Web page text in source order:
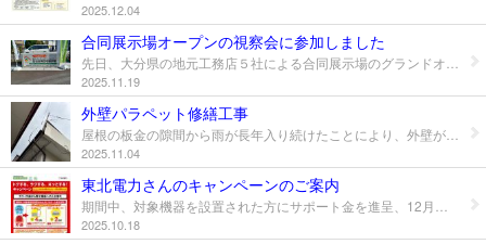
お問合せ
2025.12.04
合同展示場オープンの視察会に参加しました
2025.11.19
外壁パラペット修繕工事
2025.11.04
東北電力さんのキャンペーンのご案内
2025.10.18